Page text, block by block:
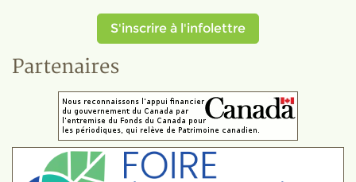
S'inscrire à l'infolettre
Partenaires